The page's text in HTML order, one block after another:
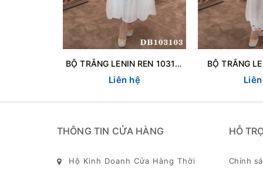
BỘ TRẮNG LENIN REN 103103
Liên hệ
BỘ TRẮNG
THÔNG TIN CỬA HÀNG
Hộ Kinh Doanh Cửa Hàng Thời
HỖ
Chính